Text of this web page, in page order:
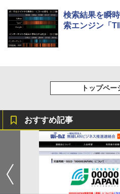
検索結果を瞬
索エンジン「
トップペー
おすすめ記事